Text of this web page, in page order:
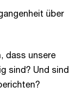
über
dass unsere
sind? Und sind